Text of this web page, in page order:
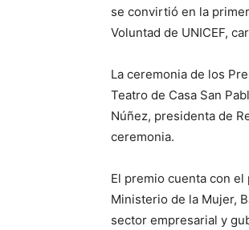
se convirtió en la
Voluntad de UNICEF,
La ceremonia de los
Teatro de Casa San
Núñez, presidenta de
ceremonia.
El premio cuenta con
Ministerio de la Mujer,
sector empresarial y